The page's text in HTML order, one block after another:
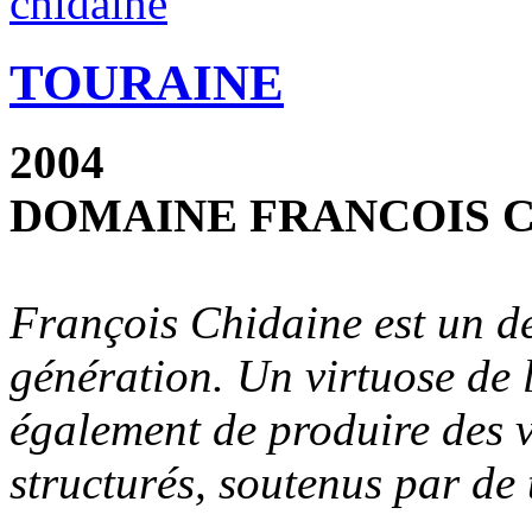
TOURAINE
2004
DOMAINE FRANCOIS
François Chidaine est un
génération. Un virtuose
également de produire des
structurés, soutenus par